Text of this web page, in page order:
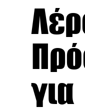
για